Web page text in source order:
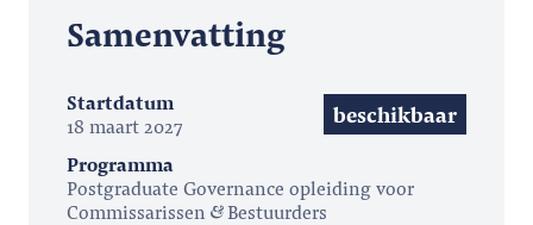
Samenvatting
Startdatum
18 maart 2027
beschikbaar
Programma
Postgraduate Governance opleiding voor
Commissarissen
Bestuurders